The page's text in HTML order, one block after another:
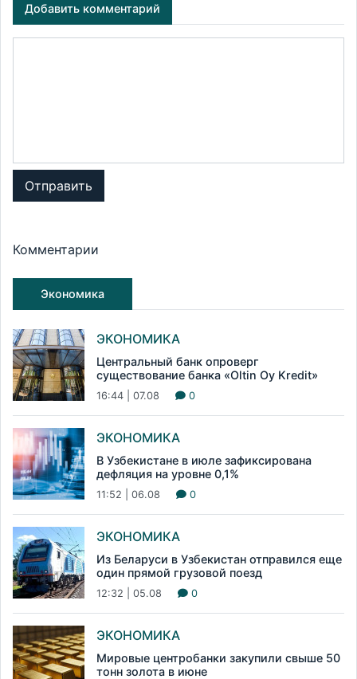
Добавить комментарий
Отправить
Комментарии
Экономика
ЭКОНОМИКА
Центральный банк опроверг
существование банка «Oltin Oy Kredit»
16:44 | 07.08 0
ЭКОНОМИКА
В Узбекистане в июле зафиксирована
дефляция на уровне 0,1%
11:52 | 06.08 0
ЭКОНОМИКА
Из Беларуси в Узбекистан отправился еще
один прямой грузовой поезд
12:32 | 05.08 0
ЭКОНОМИКА
Мировые центробанки закупили свыше 50
тонн золота в июне